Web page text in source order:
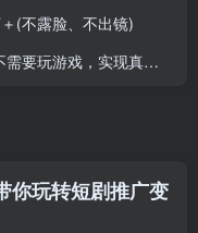
(不露脸、不出镜)
，实现真挂机，月入1W+
你玩转短剧推广变